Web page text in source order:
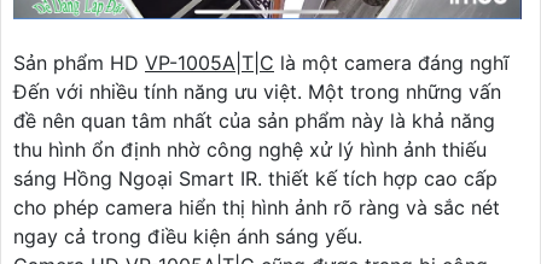
Sản phẩm HD VP-1005A|T|C là một camera đáng nghĩ
Đến với nhiều tính năng ưu việt. Một trong những vấn
đề nên quan tâm nhất của sản phẩm này là khả năng
thu hình ổn định nhờ công nghệ xử lý hình ảnh thiếu
sáng Hồng Ngoại Smart IR. thiết kế tích hợp cao cấp
cho phép camera hiển thị hình ảnh rõ ràng và sắc nét
ngay cả trong điều kiện ánh sáng yếu.